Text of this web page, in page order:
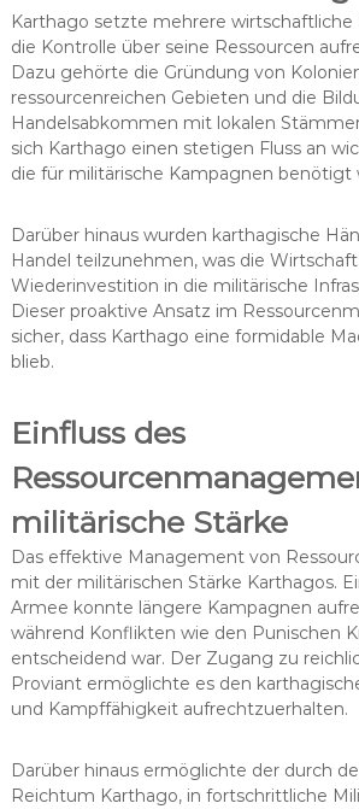
Karthago setzte mehrere
die Kontrolle über seine Ressourcen
Dazu gehörte die Gründung von
ressourcenreichen Gebieten und die
Handelsabkommen mit lokalen
sich Karthago einen stetigen Fluss an
die für militärische Kampagnen benötigt
Darüber hinaus wurden karthagische
Handel teilzunehmen, was die
Wiederinvestition in die militärische
Dieser proaktive Ansatz im
sicher, dass Karthago eine formidable
blieb.
Einfluss des
militärische Stärke
Das effektive Management von
mit der militärischen Stärke Karthagos.
Armee konnte längere Kampagnen
während Konflikten wie den Punischen
entscheidend war. Der Zugang zu
Proviant ermöglichte es den
und Kampffähigkeit aufrechtzuerhalten.
Darüber hinaus ermöglichte der durch
Reichtum Karthago, in fortschrittliche